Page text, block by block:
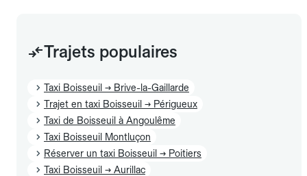
Trajets populaires
Taxi Boisseuil → Brive-la-Gaillarde
Trajet en taxi Boisseuil → Périgueux
Taxi de Boisseuil à Angoulême
Taxi Boisseuil Montluçon
Réserver un taxi Boisseuil → Poitiers
Taxi Boisseuil → Aurillac